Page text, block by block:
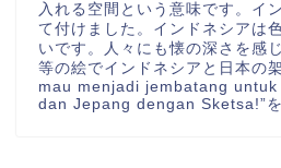
入れる空間という意味です。イ
て付けました。インドネシアは
いです。人々にも懐の深さを感
等の絵でインドネシアと日本の
mau menjadi jembatang
dan Jepang dengan Sketsa!”を